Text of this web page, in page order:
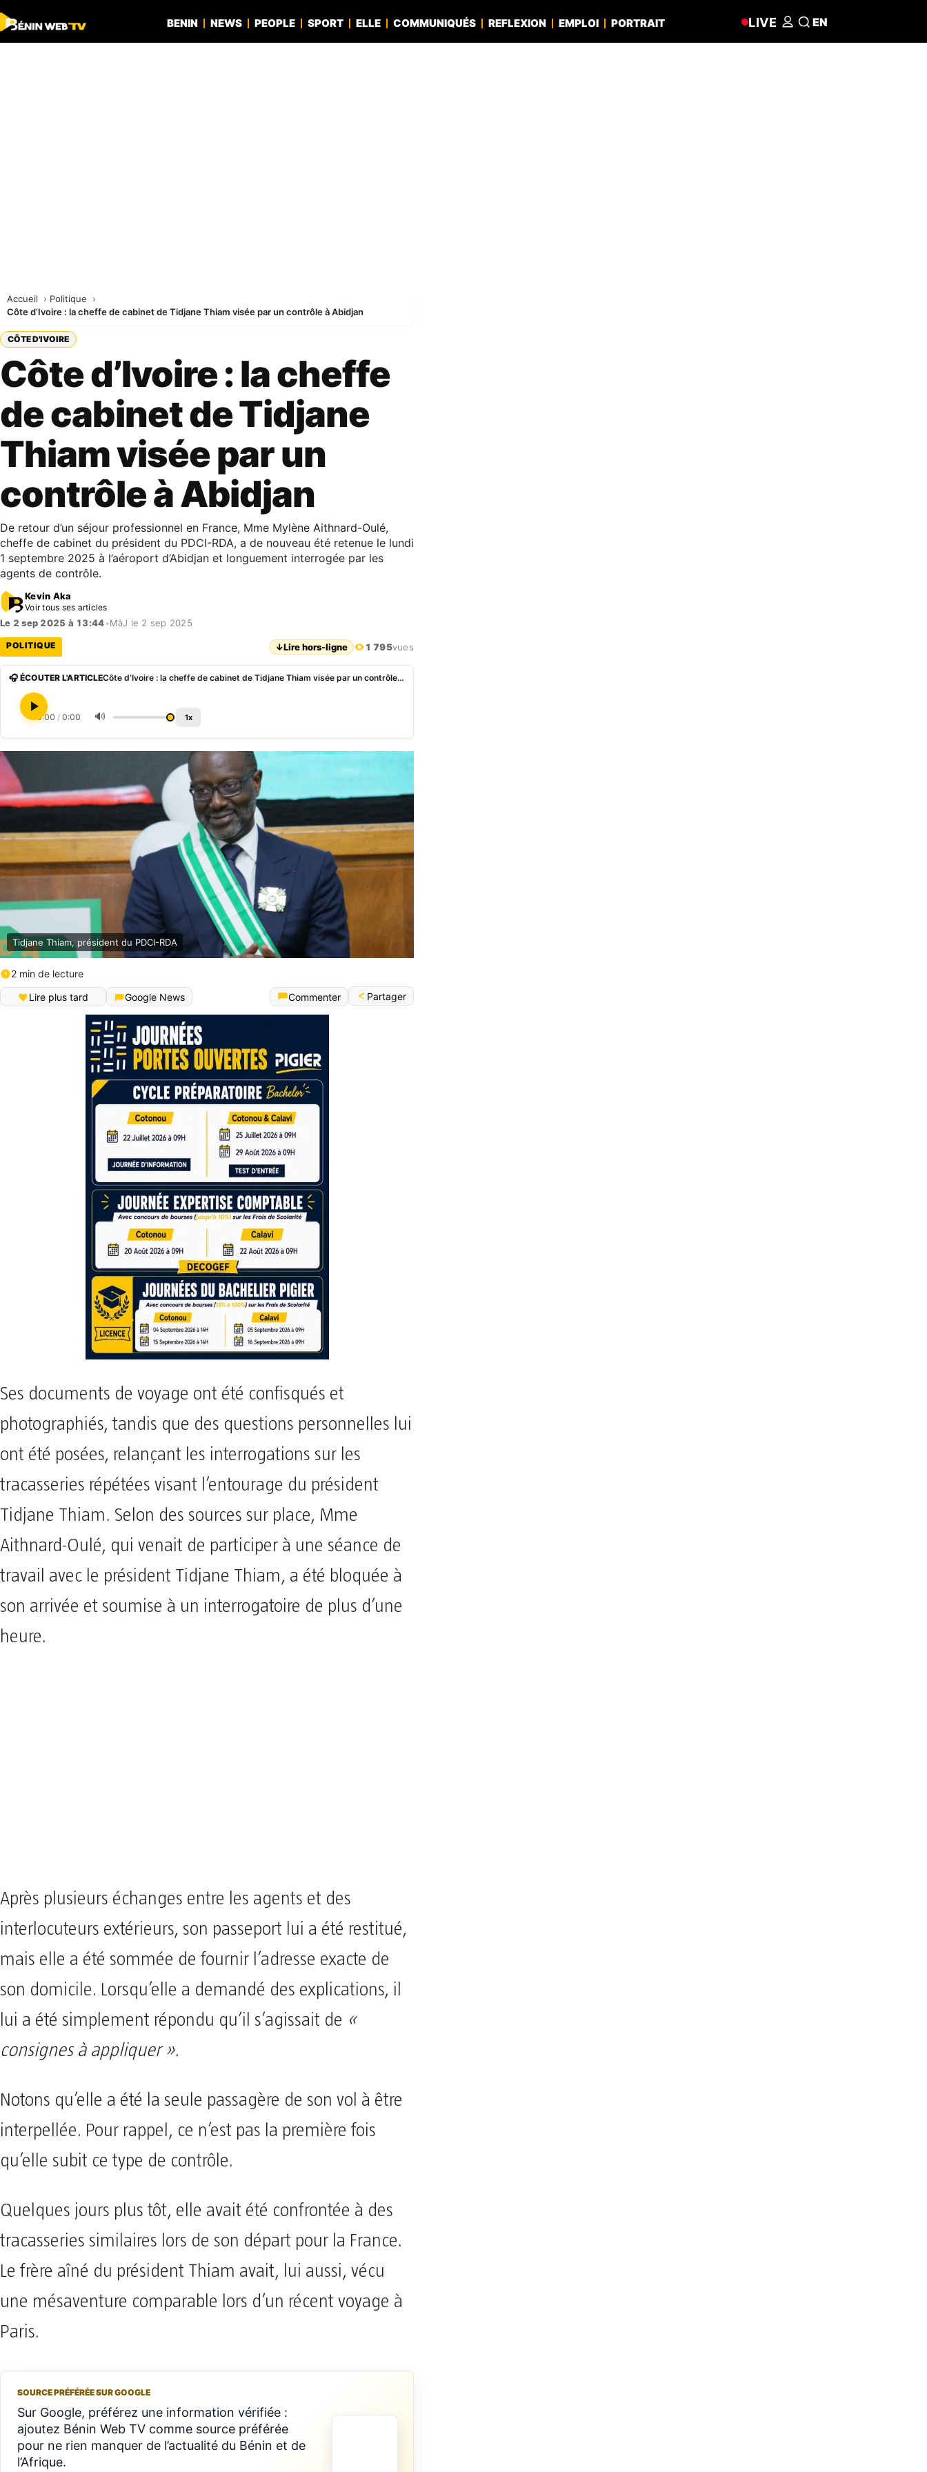
BENIN NEWS PEOPLE SPORT ELLE COMMUNIQUÉS REFLEXION EMPLOI PORTRAIT LIVE EN
Accueil
Politique
Côte d’Ivoire : la cheffe de cabinet de Tidjane Thiam visée par un contrôle à Abidjan
CÔTE D'IVOIRE
Côte d’Ivoire : la cheffe
de cabinet de Tidjane
Thiam visée par un
contrôle à Abidjan
De retour d’un séjour professionnel en France, Mme Mylène Aithnard-Oulé,
cheffe de cabinet du président du PDCI-RDA, a de nouveau été retenue le lundi
1 septembre 2025 à l’aéroport d’Abidjan et longuement interrogée par les
agents de contrôle.
Kevin Aka
Voir tous ses articles
Le 2 sep 2025 à 13:44•MàJ le 2 sep 2025
POLITIQUE ↓Lire hors-ligne 1 795vues
🎧 ÉCOUTER L'ARTICLE Côte d’Ivoire : la cheffe de cabinet de Tidjane Thiam visée par un contrôle à Abidjan
0:00 / 0:00 🔊 1x
Tidjane Thiam, président du PDCI-RDA
2 min de lecture
Lire plus tard
Google News Commenter Partager
Ses documents de voyage ont été confisqués et
photographiés, tandis que des questions personnelles lui
ont été posées, relançant les interrogations sur les
tracasseries répétées visant l’entourage du président
Tidjane Thiam. Selon des sources sur place, Mme
Aithnard-Oulé, qui venait de participer à une séance de
travail avec le président Tidjane Thiam, a été bloquée à
son arrivée et soumise à un interrogatoire de plus d’une
heure.
Après plusieurs échanges entre les agents et des
interlocuteurs extérieurs, son passeport lui a été restitué,
mais elle a été sommée de fournir l’adresse exacte de
son domicile. Lorsqu’elle a demandé des explications, il
lui a été simplement répondu qu’il s’agissait de «
consignes à appliquer ».
Notons qu’elle a été la seule passagère de son vol à être
interpellée. Pour rappel, ce n’est pas la première fois
qu’elle subit ce type de contrôle.
Quelques jours plus tôt, elle avait été confrontée à des
tracasseries similaires lors de son départ pour la France.
Le frère aîné du président Thiam avait, lui aussi, vécu
une mésaventure comparable lors d’un récent voyage à
Paris.
SOURCE PRÉFÉRÉE SUR GOOGLE
Sur Google, préférez une information vérifiée :
ajoutez Bénin Web TV comme source préférée
pour ne rien manquer de l’actualité du Bénin et de
l’Afrique.